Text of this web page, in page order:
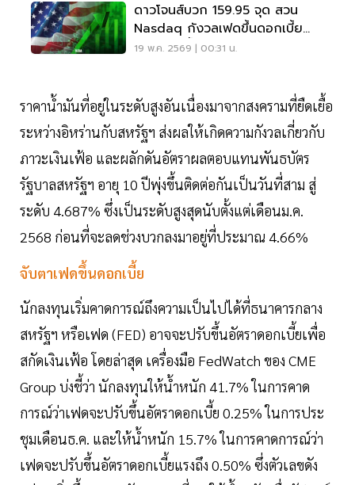
ดาวโจนส์บวก 159.95 จุด สวน
Nasdaq กังวลเฟดขึ้นดอกเบี้ย
หลังราคาน้ำมันเร่งตัว
19 พ.ค. 2569 | 00:31 น.
ราคาน้ำมันที่อยู่ในระดับสูงอันเนื่องมาจากสงครามที่ยืดเยื้อ
ระหว่างอิหร่านกับสหรัฐฯ ส่งผลให้เกิดความกังวลเกี่ยวกับ
ภาวะเงินเฟ้อ และผลักดันอัตราผลตอบแทนพันธบัตร
รัฐบาลสหรัฐฯ อายุ 10 ปีพุ่งขึ้นติดต่อกันเป็นวันที่สาม สู่
ระดับ 4.687% ซึ่งเป็นระดับสูงสุดนับตั้งแต่เดือนม.ค.
2568 ก่อนที่จะลดช่วงบวกลงมาอยู่ที่ประมาณ 4.66%
จับตาเฟดขึ้นดอกเบี้ย
นักลงทุนเริ่มคาดการณ์ถึงความเป็นไปได้ที่ธนาคารกลาง
สหรัฐฯ หรือเฟด (FED) อาจจะปรับขึ้นอัตราดอกเบี้ยเพื่อ
สกัดเงินเฟ้อ โดยล่าสุด เครื่องมือ FedWatch ของ CME
Group บ่งชี้ว่า นักลงทุนให้น้ำหนัก 41.7% ในการคาด
การณ์ว่าเฟดจะปรับขึ้นอัตราดอกเบี้ย 0.25% ในการประ
ชุมเดือนธ.ค. และให้น้ำหนัก 15.7% ในการคาดการณ์ว่า
เฟดจะปรับขึ้นอัตราดอกเบี้ยแรงถึง 0.50% ซึ่งตัวเลขดัง